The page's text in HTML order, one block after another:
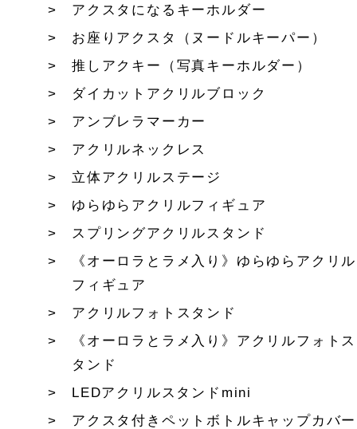
アクスタになるキーホルダー
お座りアクスタ（ヌードルキーパー）
推しアクキー（写真キーホルダー）
ダイカットアクリルブロック
アンブレラマーカー
アクリルネックレス
立体アクリルステージ
ゆらゆらアクリルフィギュア
スプリングアクリルスタンド
《オーロラとラメ入り》ゆらゆらアクリル
フィギュア
アクリルフォトスタンド
《オーロラとラメ入り》アクリルフォトス
タンド
LEDアクリルスタンドmini
アクスタ付きペットボトルキャップカバー